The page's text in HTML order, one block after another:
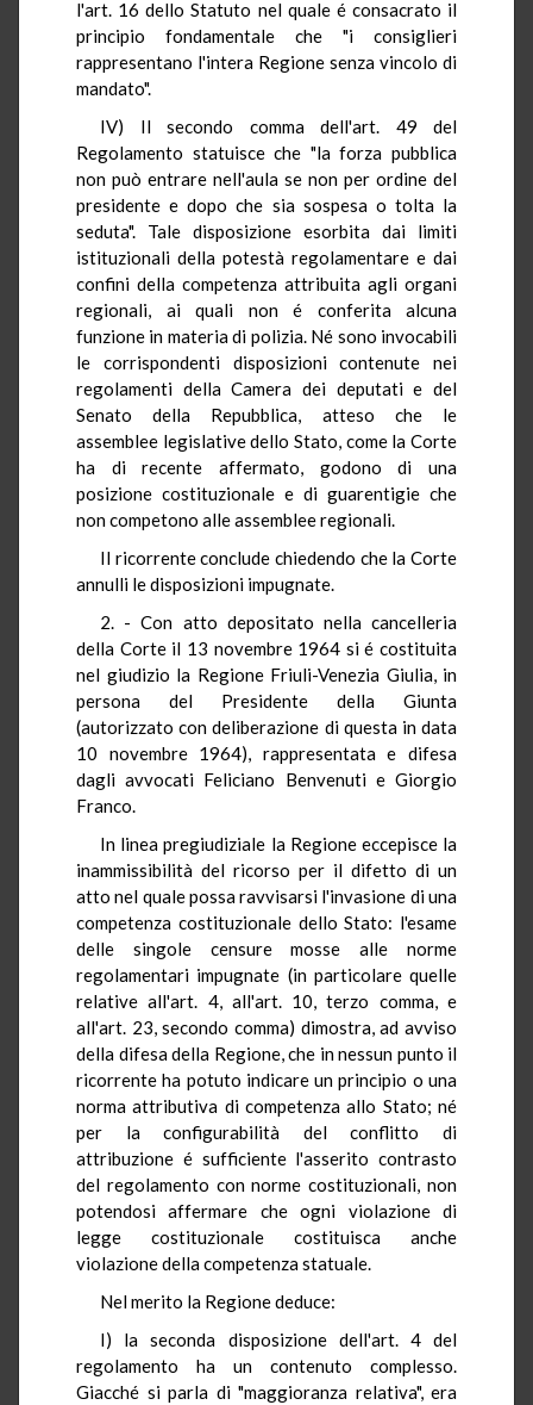
l'art. 16 dello Statuto nel quale é consacrato il
principio fondamentale che "i consiglieri
rappresentano l'intera Regione senza vincolo di
mandato".
IV) Il secondo comma dell'art. 49 del
Regolamento statuisce che "la forza pubblica
non può entrare nell'aula se non per ordine del
presidente e dopo che sia sospesa o tolta la
seduta". Tale disposizione esorbita dai limiti
istituzionali della potestà regolamentare e dai
confini della competenza attribuita agli organi
regionali, ai quali non é conferita alcuna
funzione in materia di polizia. Né sono invocabili
le corrispondenti disposizioni contenute nei
regolamenti della Camera dei deputati e del
Senato della Repubblica, atteso che le
assemblee legislative dello Stato, come la Corte
ha di recente affermato, godono di una
posizione costituzionale e di guarentigie che
non competono alle assemblee regionali.
Il ricorrente conclude chiedendo che la Corte
annulli le disposizioni impugnate.
2. - Con atto depositato nella cancelleria
della Corte il 13 novembre 1964 si é costituita
nel giudizio la Regione Friuli-Venezia Giulia, in
persona del Presidente della Giunta
(autorizzato con deliberazione di questa in data
10 novembre 1964), rappresentata e difesa
dagli avvocati Feliciano Benvenuti e Giorgio
Franco.
In linea pregiudiziale la Regione eccepisce la
inammissibilità del ricorso per il difetto di un
atto nel quale possa ravvisarsi l'invasione di una
competenza costituzionale dello Stato: l'esame
delle singole censure mosse alle norme
regolamentari impugnate (in particolare quelle
relative all'art. 4, all'art. 10, terzo comma, e
all'art. 23, secondo comma) dimostra, ad avviso
della difesa della Regione, che in nessun punto il
ricorrente ha potuto indicare un principio o una
norma attributiva di competenza allo Stato; né
per la configurabilità del conflitto di
attribuzione é sufficiente l'asserito contrasto
del regolamento con norme costituzionali, non
potendosi affermare che ogni violazione di
legge costituzionale costituisca anche
violazione della competenza statuale.
Nel merito la Regione deduce:
I) la seconda disposizione dell'art. 4 del
regolamento ha un contenuto complesso.
Giacché si parla di "maggioranza relativa", era